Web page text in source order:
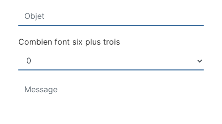
Combien font six plus trois